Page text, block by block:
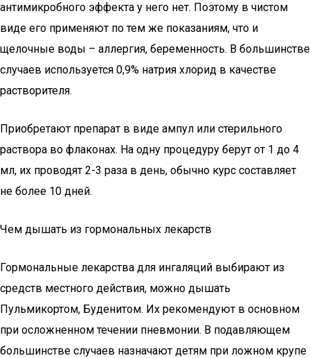
антимикробного эффекта у него нет. Поэтому в чистом
виде его применяют по тем же показаниям, что и
щелочные воды – аллергия, беременность. В большинстве
случаев используется 0,9% натрия хлорид в качестве
растворителя.
Приобретают препарат в виде ампул или стерильного
раствора во флаконах. На одну процедуру берут от 1 до 4
мл, их проводят 2-3 раза в день, обычно курс составляет
не более 10 дней.
Чем дышать из гормональных лекарств
Гормональные лекарства для ингаляций выбирают из
средств местного действия, можно дышать
Пульмикортом, Буденитом. Их рекомендуют в основном
при осложненном течении пневмонии. В подавляющем
большинстве случаев назначают детям при ложном крупе